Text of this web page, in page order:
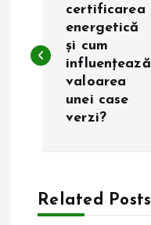
v
r
certificarea
energetică
și cum
influențează
valoarea
unei case
verzi?
Related Posts